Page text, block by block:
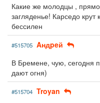
Какие же молодцы ,
загляденье! Карседо
бессилен
#515705 Aндpeй
В Бремене, чую, сегодня
дают огня)
#515704 Troyan